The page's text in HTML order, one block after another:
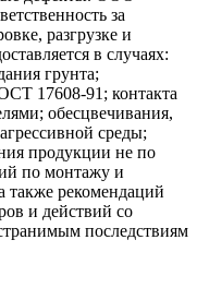
за
разгрузке и
в случаях:
грунта;
17608-91; контакта
обесцвечивания,
среды;
продукции не по
по монтажу и
также рекомендаций
и действий со
последствиям